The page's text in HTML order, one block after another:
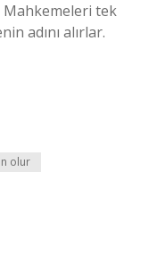
Mahkemeleri tek
adını alırlar.
olur